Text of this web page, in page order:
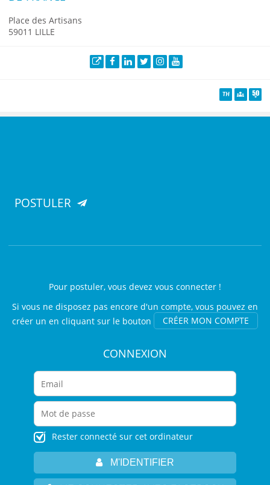
Place des Artisans
59011 LILLE
POSTULER
Pour postuler, vous devez vous connecter !
Si vous ne disposez pas encore d'un compte, vous pouvez en
créer un en cliquant sur le bouton
CRÉER MON COMPTE
CONNEXION
Rester connecté sur cet ordinateur
M'IDENTIFIER